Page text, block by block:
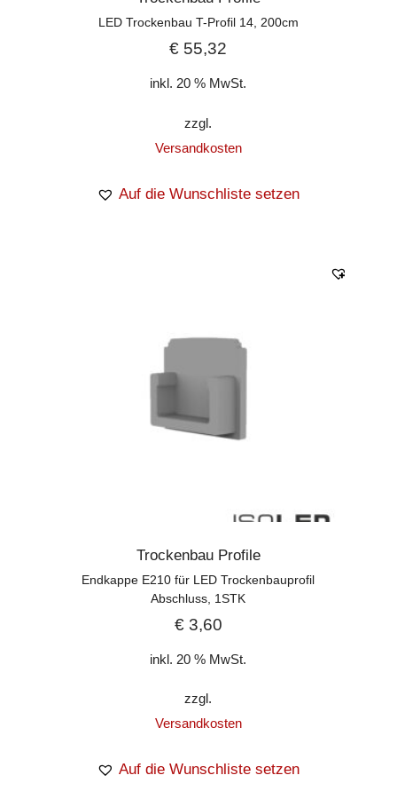
LED Trockenbau T-Profil 14, 200cm
€ 55,32
inkl. 20 % MwSt.
zzgl.
Versandkosten
Auf die Wunschliste setzen
Trockenbau Profile
Endkappe E210 für LED Trockenbauprofil
Abschluss, 1STK
€3,60
inkl. 20 % MwSt.
zzgl.
Versandkosten
Auf die Wunschliste setzen